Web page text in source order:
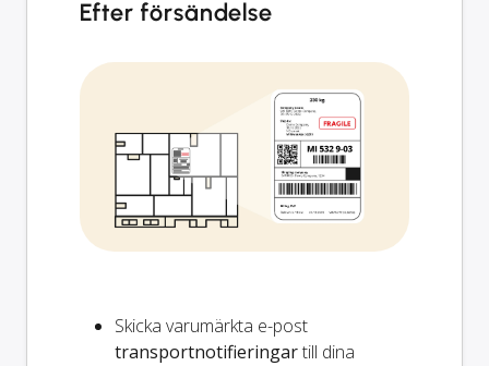
Efter försändelse
Skicka varumärkta e-post
transportnotifieringartill dina